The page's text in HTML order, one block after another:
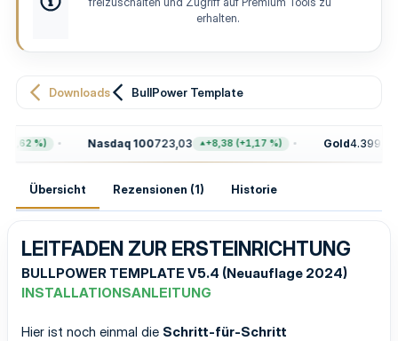
n
e
erhalten.
Downloads BullPower Template
%) Nasdaq 100723,03 +8,38 (+1,17 %) Gold4.399,70
Übersicht Rezensionen (1) Historie
LEITFADEN ZUR ERSTEINRICHTUNG
BULLPOWER TEMPLATE V5.4 (Neuauflage 2024)
INSTALLATIONSANLEITUNG
Hier ist noch einmal die Schritt-für-Schritt